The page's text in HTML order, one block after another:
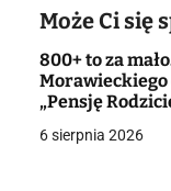
w
i
g
a
Może Ci się
800+ to za
„Pensję
6 sierpnia 2026